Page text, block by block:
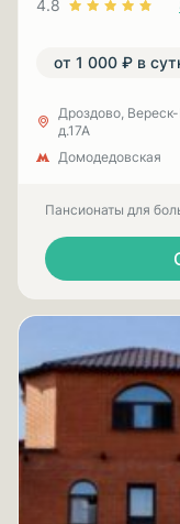
4.8
от 1 000 ₽ в
Дроздово,
д.17А
Домодедовская
Пансионаты для